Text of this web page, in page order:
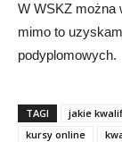
W WSKZ można
mimo to
podyplomowych.
TAGI jakie
kursy online